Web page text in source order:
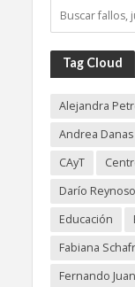
Tag Cloud
Alejandra
Andrea Danas
CAyT
Darío Reynoso
Educación
Fabiana
Fernando